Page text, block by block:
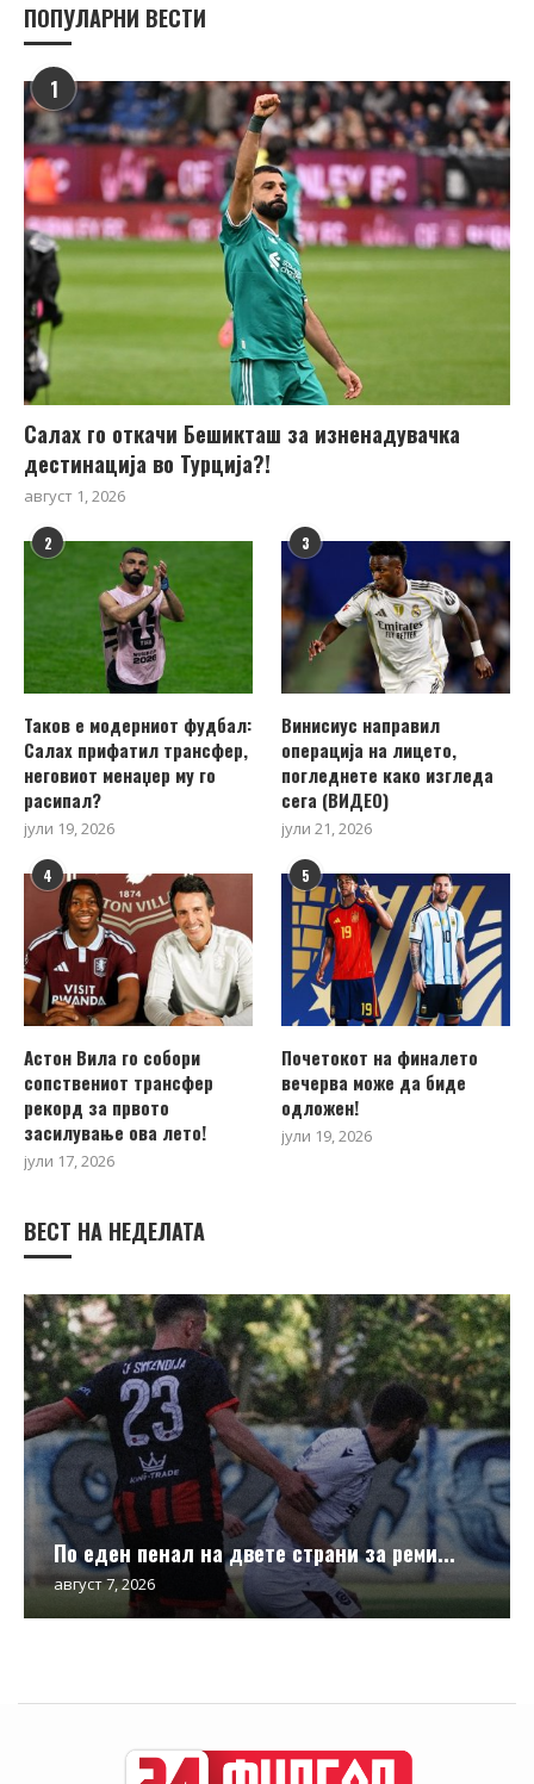
ПОПУЛАРНИ ВЕСТИ
1
Салах го откачи Бешикташ за изненадувачка
дестинација во Турција?!
август 1, 2026
2
Таков е модерниот фудбал:
Салах прифатил трансфер,
неговиот менаџер му го
расипал?
јули 19, 2026
3
Винисиус направил
операција на лицето,
погледнете како изгледа
сега (ВИДЕО)
јули 21, 2026
4
Астон Вила го собори
сопствениот трансфер
рекорд за првото
засилување ова лето!
јули 17, 2026
5
Почетокот на финалето
вечерва може да биде
одложен!
јули 19, 2026
ВЕСТ НА НЕДЕЛАТА
По еден пенал на двете страни за реми...
август 7, 2026